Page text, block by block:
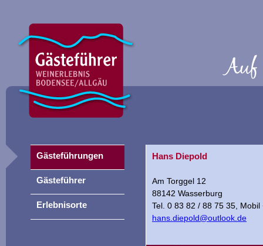
Hans Diepold
Am Torggel 12
88142 Wasserburg
Tel. 0 83 82 / 88 75 35,
hans.diepold@outlook.de
Gästeführungen
Gästeführer
Erlebnisorte